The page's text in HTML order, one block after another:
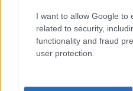
I want to allow Google to
related to security,
functionality and fraud
user protection.
Eureka Bridged PAX Gold (Terra